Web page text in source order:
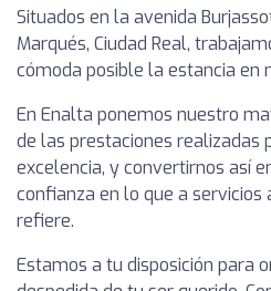
Situados en la avenida
Marqués, Ciudad Real,
cómoda posible la estancia en
En Enalta ponemos nuestro
de las prestaciones realizadas
excelencia, y convertirnos así
confianza en lo que a
refiere.
Estamos a tu disposición para